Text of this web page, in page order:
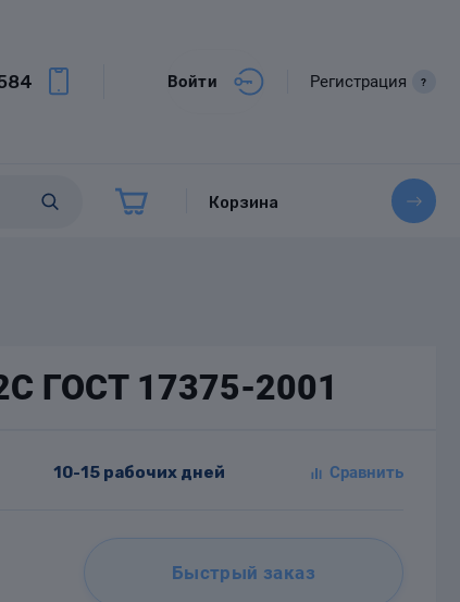
Войти Регистрация ?
Корзина
ГОСТ 17375-2001
10-15 рабочих дней
Быстрый заказ